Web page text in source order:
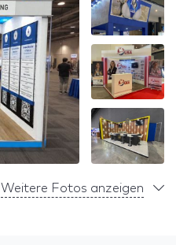
Weitere Fotos anzeigen